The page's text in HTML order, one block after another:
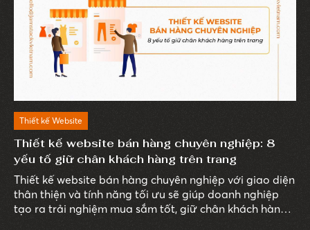
Thiết kế Website
Thiết kế website bán hàng chuyên nghiệp: 8
yếu tố giữ chân khách hàng trên trang
Thiết kế website bán hàng chuyên nghiệp với giao diện
thân thiện và tính năng tối ưu sẽ giúp doanh nghiệp
tạo ra trải nghiệm mua sắm tốt, giữ chân khách hàng